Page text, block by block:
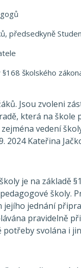
předsedkyně
školského
Jsou zvoleni
která na škole
vedení
2024 Kateřina
je na základě
školy.
jednání
pravidelně
svolána i